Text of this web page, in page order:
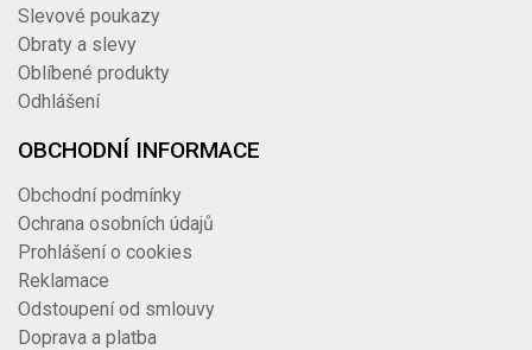
Slevové poukazy
Obraty a slevy
Oblíbené produkty
Odhlášení
OBCHODNÍ INFORMACE
Obchodní podmínky
Ochrana osobních údajů
Prohlášení o cookies
Reklamace
Odstoupení od smlouvy
Doprava a platba